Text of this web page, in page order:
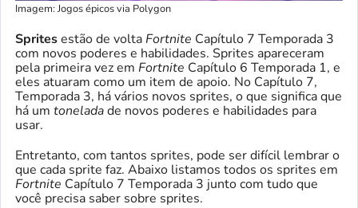
Imagem: Jogos épicos via Polygon
Spritesestão de volta Fortnite Capítulo 7 Temporada 3
com novos poderes e habilidades. Sprites apareceram
pela primeira vez em Fortnite Capítulo 6 Temporada 1, e
eles atuaram como um item de apoio. No Capítulo 7,
Temporada 3, há vários novos sprites, o que significa que
há um toneladade novos poderes e habilidades para
usar.
Entretanto, com tantos sprites, pode ser difícil lembrar o
que cada sprite faz. Abaixo listamos todos os sprites em
Fortnite Capítulo 7 Temporada 3 junto com tudo que
você precisa saber sobre sprites.